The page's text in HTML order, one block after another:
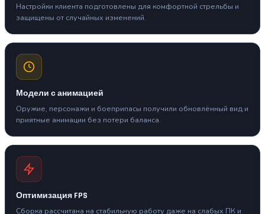
Настройки клиента подготовлены для комфортной стрельбы и
защищены от случайных изменений.
Модели с анимацией
Оружие, персонажи и боеприпасы получили обновлённый вид и
приятные анимации без потери баланса.
Оптимизация FPS
Сборка рассчитана на стабильную работу даже на слабых ПК и